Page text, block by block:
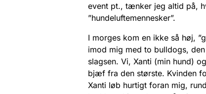
event pt., tænker jeg altid på,
”hundeluftemennesker”.
I morges kom en ikke så høj,
imod mig med to bulldogs,
slagsen. Vi, Xanti (min hund)
bjæf fra den største. Kvinden
Xanti løb hurtigt foran mig,